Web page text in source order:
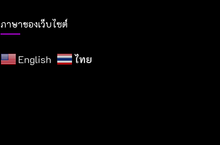
ภาษาของเว็บไซต์
English ไทย